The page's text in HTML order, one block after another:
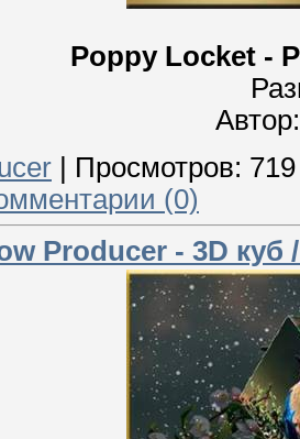
Poppy Locket -
| Просмотров: 719
(0)
Producer - 3D куб